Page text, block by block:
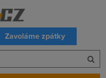
Zavoláme zpátky